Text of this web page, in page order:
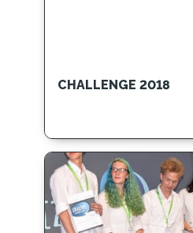
CHALLENGE 2018